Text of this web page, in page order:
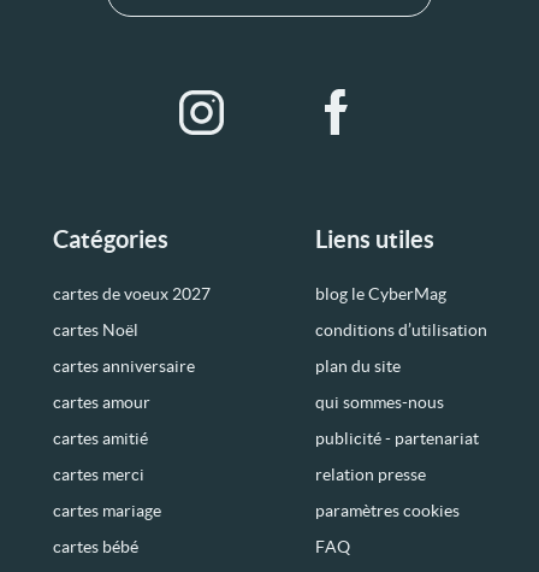
Catégories
cartes de voeux 2027
cartes Noël
cartes anniversaire
cartes amour
cartes amitié
cartes merci
cartes mariage
cartes bébé
Liens utiles
blog le CyberMag
conditions d’utilisation
plan du site
qui sommes-nous
publicité - partenariat
relation presse
paramètres cookies
FAQ